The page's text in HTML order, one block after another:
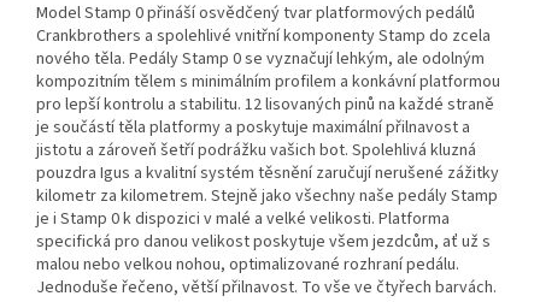
Model Stamp 0 přináší osvědčený tvar platformových pedálů
Crankbrothers a spolehlivé vnitřní komponenty Stamp do zcela
nového těla. Pedály Stamp 0 se vyznačují lehkým, ale odolným
kompozitním tělem s minimálním profilem a konkávní platformou
pro lepší kontrolu a stabilitu. 12 lisovaných pinů na každé straně
je součástí těla platformy a poskytuje maximální přilnavost a
jistotu a zároveň šetří podrážku vašich bot. Spolehlivá kluzná
pouzdra Igus a kvalitní systém těsnění zaručují nerušené zážitky
kilometr za kilometrem. Stejně jako všechny naše pedály Stamp
je i Stamp 0 k dispozici v malé a velké velikosti. Platforma
specifická pro danou velikost poskytuje všem jezdcům, ať už s
malou nebo velkou nohou, optimalizované rozhraní pedálu.
Jednoduše řečeno, větší přilnavost. To vše ve čtyřech barvách.